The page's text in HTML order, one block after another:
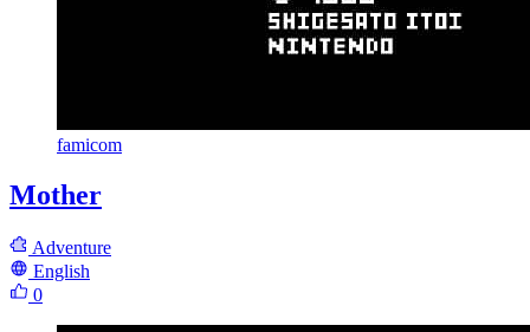
famicom
Mother
Adventure
English
0